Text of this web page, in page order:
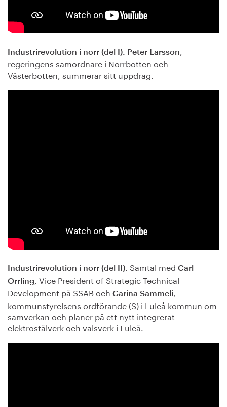
Industrirevolution i norr (del I). Peter Larsson,
regeringens samordnare i Norrbotten och
Västerbotten, summerar sitt uppdrag.
Industrirevolution i norr (del II). Samtal med Carl
Orrling, Vice President of Strategic Technical
Development på SSAB och Carina Sammeli,
kommunstyrelsens ordförande (S) i Luleå kommun om
samverkan och planer på ett nytt integrerat
elektrostålverk och valsverk i Luleå.